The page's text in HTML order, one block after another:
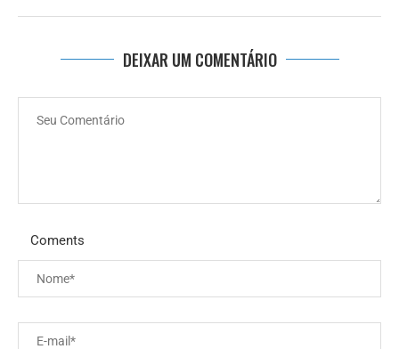
DEIXAR UM COMENTÁRIO
Coments